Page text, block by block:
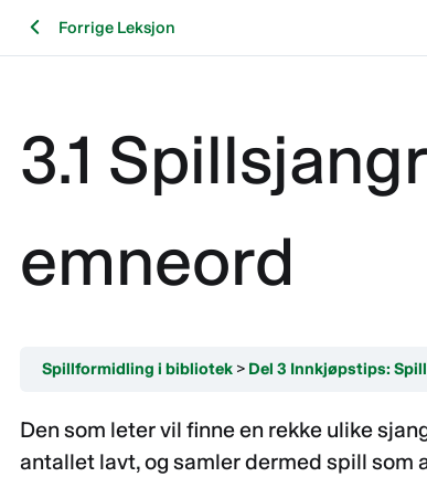
Forrige Leksjon
3.1
emneord
Spillformidling i bibliotek Del 3 Innkjøpstips: Spill
Den som leter vil finne en rekke ulike
antallet lavt, og samler dermed spill